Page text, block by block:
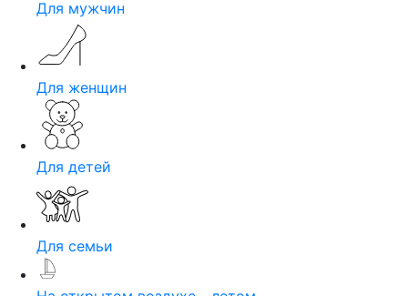
Для мужчин
Для женщин
Для детей
Для семьи